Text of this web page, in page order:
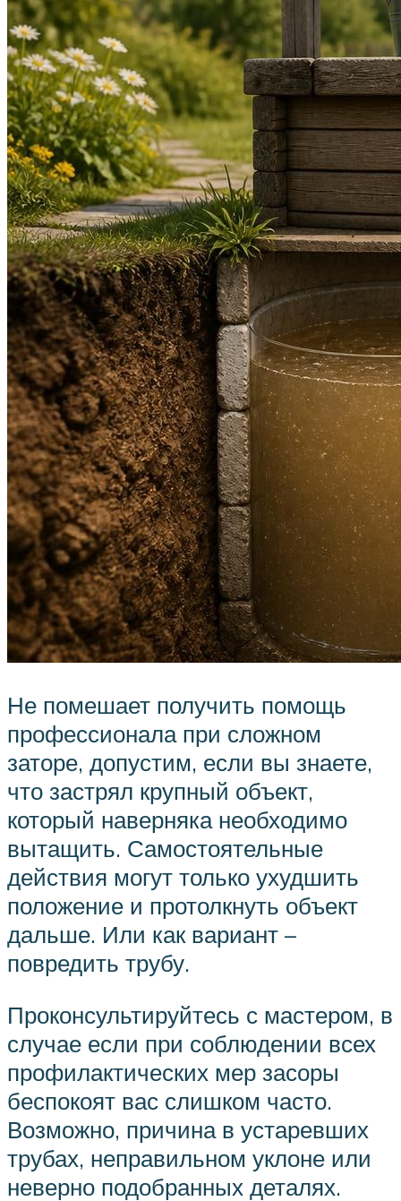
Не помешает получить помощь
профессионала при сложном
заторе, допустим, если вы знаете,
что застрял крупный объект,
который наверняка необходимо
вытащить. Самостоятельные
действия могут только ухудшить
положение и протолкнуть объект
дальше. Или как вариант –
повредить трубу.
Проконсультируйтесь с мастером, в
случае если при соблюдении всех
профилактических мер засоры
беспокоят вас слишком часто.
Возможно, причина в устаревших
трубах, неправильном уклоне или
неверно подобранных деталях.